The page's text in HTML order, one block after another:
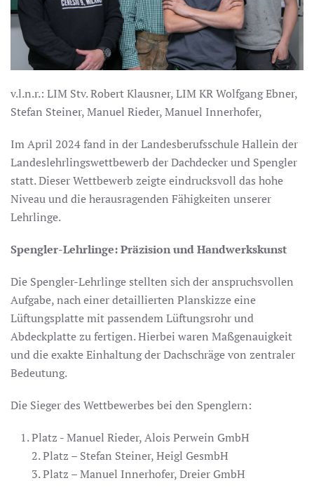
v.l.n.r.: LIM Stv. Robert Klausner, LIM KR Wolfgang Ebner,
Stefan Steiner, Manuel Rieder, Manuel Innerhofer,
Im April 2024 fand in der Landesberufsschule Hallein der
Landeslehrlingswettbewerb der Dachdecker und Spengler
statt. Dieser Wettbewerb zeigte eindrucksvoll das hohe
Niveau und die herausragenden Fähigkeiten unserer
Lehrlinge.
Spengler-Lehrlinge: Präzision und Handwerkskunst
Die Spengler-Lehrlinge stellten sich der anspruchsvollen
Aufgabe, nach einer detaillierten Planskizze eine
Lüftungsplatte mit passendem Lüftungsrohr und
Abdeckplatte zu fertigen. Hierbei waren Maßgenauigkeit
und die exakte Einhaltung der Dachschräge von zentraler
Bedeutung.
Die Sieger des Wettbewerbes bei den Spenglern:
Platz - Manuel Rieder, Alois Perwein GmbH
2. Platz – Stefan Steiner, Heigl GesmbH
3. Platz – Manuel Innerhofer, Dreier GmbH